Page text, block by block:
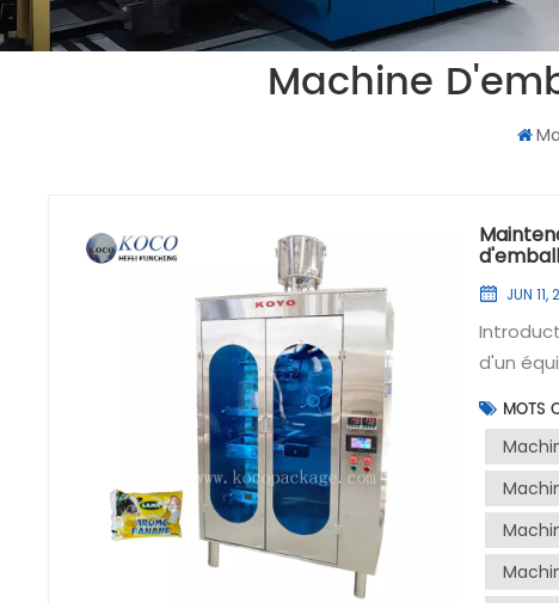
Machine
JUN 11,
d'un
à le
rouleau
MOTS